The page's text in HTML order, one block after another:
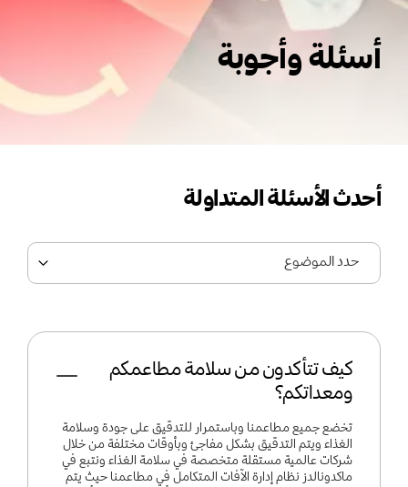
أسئلة وأجوبة
أحدث الأسئلة المتداولة
حدد الموضوع
كيف تتأكدون من سلامة مطاعمكم
ومعداتكم؟
تخضع جميع مطاعمنا وباستمرار للتدقيق على جودة وسلامة
الغذاء ويتم التدقيق بشكل مفاجئ وبأوقات مختلفة من خلال
شركات عالمية مستقلة متخصصة في سلامة الغذاء ونتبع في
ماكدونالدز نظام إدارة الآفات المتكامل في مطاعمنا حيث يتم